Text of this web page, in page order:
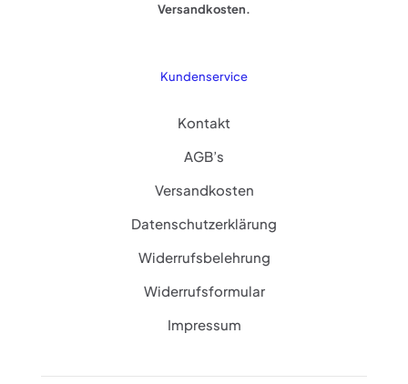
Versandkosten.
Kundenservice
Kontakt
AGB’s
Versandkosten
Datenschutzerklärung
Widerrufsbelehrung
Widerrufsformular
Impressum